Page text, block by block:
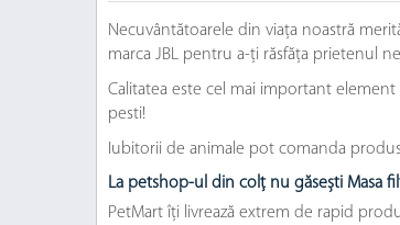
Necuvântătoarele din viața noastră
marca JBL pentru a-ți răsfăța prietenul
Calitatea este cel mai important
pesti!
Iubitorii de animale pot comanda
La petshop-ul din colț nu găsești Masa
PetMart îți livrează extrem de rapid